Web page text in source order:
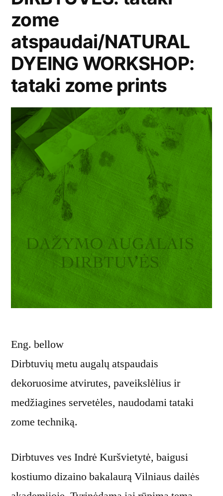
zome
atspaudai/NATURAL
DYEING WORKSHOP:
tataki zome prints
Eng. bellow
Dirbtuvių metu augalų atspaudais
dekoruosime atvirutes, paveikslėlius ir
medžiagines servetėles, naudodami tataki
zome techniką.
Dirbtuves ves Indrė Kuršvietytė, baigusi
kostiumo dizaino bakalaurą Vilniaus dailės